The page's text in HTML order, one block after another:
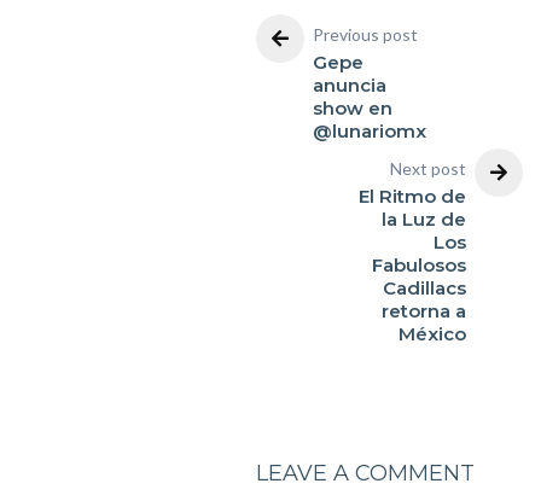
Previous post
Gepe
anuncia
show en
@lunariomx
Next post
El Ritmo de
la Luz de
Los
Fabulosos
Cadillacs
retorna a
México
LEAVE A COMMENT